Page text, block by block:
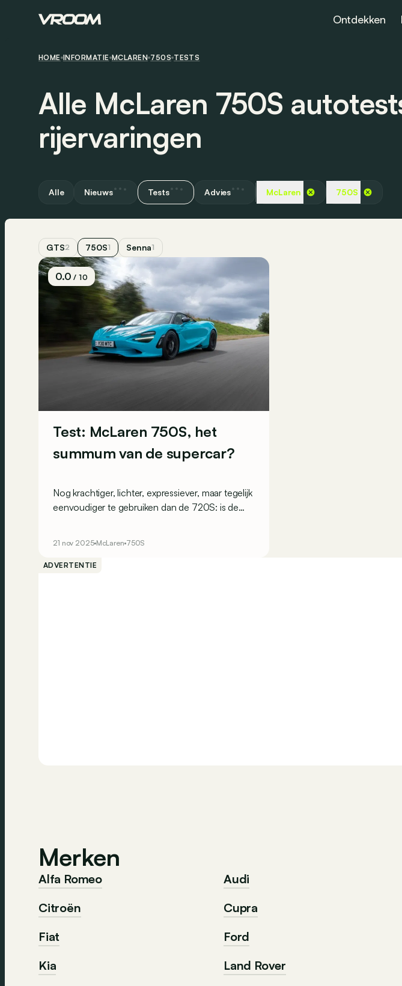
Ontdekken
HOME INFORMATIE MCLAREN 750S TESTS
Alle McLaren 750S
rijervaringen
Alle Nieuws Tests Advies McLaren 750S
GTS2 750S1 Senna1
0.0/ 10
Test: McLaren 750S, het
summum van de supercar?
Nog krachtiger, lichter, expressiever, maar tegelijk
eenvoudiger te gebruiken dan de 720S: is de
21 nov 2025 McLaren 750S
ADVERTENTIE
Merken
Alfa Romeo Audi
Citroën
Cupra
Fiat
Ford
Kia
Land Rover